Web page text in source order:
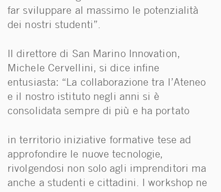
far sviluppare al massimo le potenzialità
dei nostri studenti”.
Il direttore di San Marino Innovation,
Michele Cervellini, si dice infine
entusiasta: “La collaborazione tra l’Ateneo
e il nostro istituto negli anni si è
consolidata sempre di più e ha portato
in territorio iniziative formative tese ad
approfondire le nuove tecnologie,
rivolgendosi non solo agli imprenditori ma
anche a studenti e cittadini. I workshop ne